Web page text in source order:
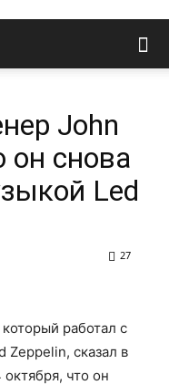
John
он снова
Led
27
работал с
Zeppelin, сказал в
что он